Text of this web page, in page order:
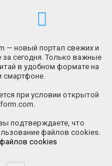
— новый портал свежих и
за сегодня. Только важные
в удобном формате на
смартфоне.
при условии открытой
подтверждаете, что
файлов cookies.
cookies